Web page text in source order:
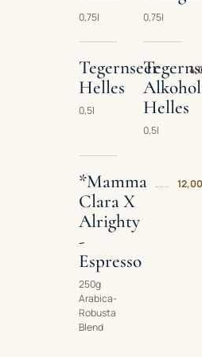
0,75l 0,75l
Tegernseer
Helles
0,5l
Helles
0,5l
*Mamma
Clara X
Alrighty
-
Espresso
250g
Arabica-
Robusta
Blend